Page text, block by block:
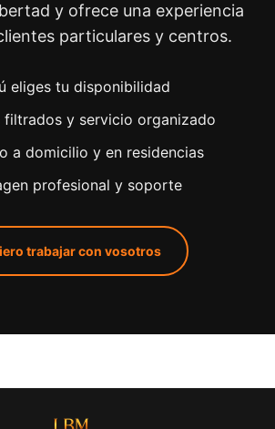
y ofrece una experiencia
particulares y centros.
eliges tu disponibilidad
y servicio organizado
a domicilio y en residencias
profesional y soporte
trabajar con vosotros